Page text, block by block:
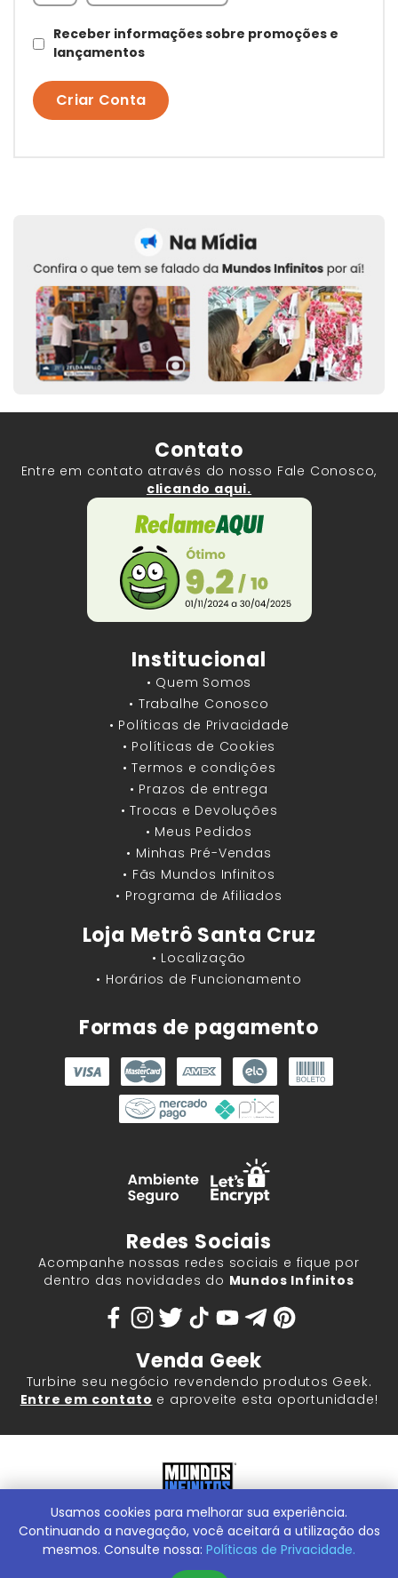
Receber informações sobre promoções e
lançamentos
Criar Conta
Contato
Entre em contato através do nosso Fale Conosco,
clicando aqui.
Institucional
• Quem Somos
• Trabalhe Conosco
• Políticas de Privacidade
• Políticas de Cookies
• Termos e condições
• Prazos de entrega
• Trocas e Devoluções
• Meus Pedidos
• Minhas Pré-Vendas
• Fãs Mundos Infinitos
• Programa de Afiliados
Loja Metrô Santa Cruz
• Localização
• Horários de Funcionamento
Formas de pagamento
Redes Sociais
Acompanhe nossas redes sociais e fique por
dentro das novidades do Mundos Infinitos
Venda Geek
Turbine seu negócio revendendo produtos Geek.
Entre em contato e aproveite esta oportunidade!
Mundos Infinitos - Publicações e Geek Store |ContentStuff
Publicações e Assinaturas Ltda. CNPJ - 05.859.917/0001-60.
Conheça nossa Loja Física:Rua Machado Bitencourt, 291 -
Usamos cookies para melhorar sua experiência.
Continuando a navegação, você aceitará a utilização dos
mesmos. Consulte nossa: Políticas de Privacidade.